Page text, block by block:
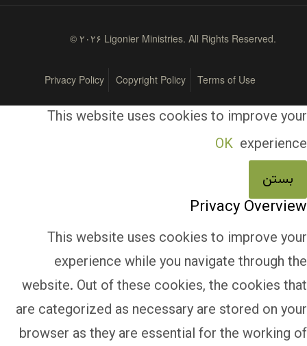
© ۲۰۲۶ Ligonier Ministries. All Rights Reserved.
Terms of Use
Copyright Policy
Privacy Policy
This website uses cookies to improve your
experience
OK
بستن
Privacy Overview
This website uses cookies to improve your
experience while you navigate through the
website. Out of these cookies, the cookies that
are categorized as necessary are stored on your
browser as they are essential for the working of